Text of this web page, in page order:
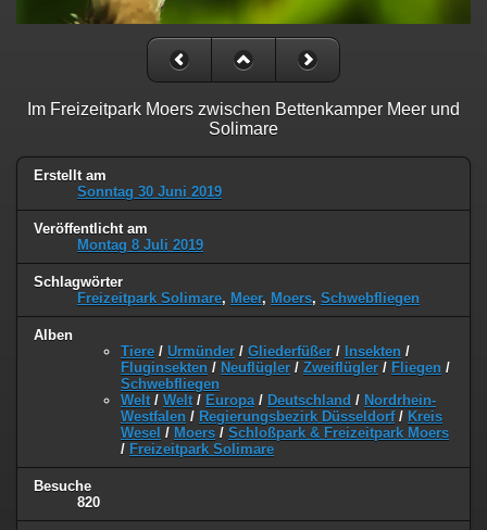
Im Freizeitpark Moers zwischen Bettenkamper Meer und
Solimare
Erstellt am
Sonntag 30 Juni 2019
Veröffentlicht am
Montag 8 Juli 2019
Schlagwörter
Freizeitpark Solimare, Meer, Moers, Schwebfliegen
Alben
Tiere / Urmünder / Gliederfüßer / Insekten /
Fluginsekten / Neuflügler / Zweiflügler / Fliegen /
Schwebfliegen
Welt / Welt / Europa / Deutschland / Nordrhein-
Westfalen / Regierungsbezirk Düsseldorf/ Kreis
Wesel / Moers / Schloßpark & Freizeitpark Moers
/ Freizeitpark Solimare
Besuche
820